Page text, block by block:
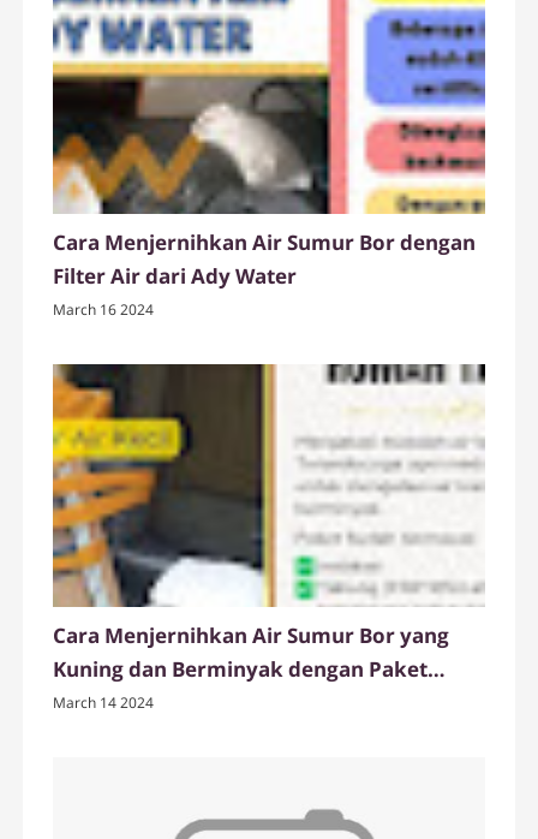
Cara Menjernihkan Air Sumur Bor dengan
Filter Air dari Ady Water
March 16 2024
Cara Menjernihkan Air Sumur Bor yang
Kuning dan Berminyak dengan Paket
Tabung Filter Air FRP dari Ady Water
March 14 2024